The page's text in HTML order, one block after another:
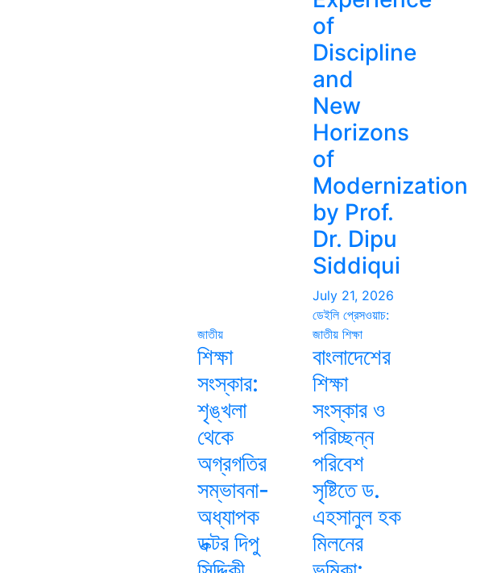
of
Discipline
and
New
Horizons
of
Modernization
by Prof.
Dr. Dipu
Siddiqui
July 21, 2026
ডেইলি প্রেসওয়াচ:
জাতীয়
শিক্ষা
সংস্কার:
শৃঙ্খলা
থেকে
অগ্রগতির
সম্ভাবনা-
অধ্যাপক
ডক্টর দিপু
জাতীয় শিক্ষা
বাংলাদেশের
শিক্ষা
সংস্কার ও
পরিচ্ছন্ন
পরিবেশ
সৃষ্টিতে ড.
এহসানুল হক
মিলনের